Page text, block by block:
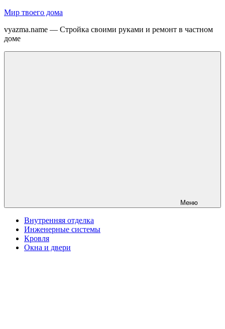
Перейти
содержимому
Мир твоего дома
vyazma.name — Стройка своими руками и ремонт в частном
доме
Меню
Внутренняя отделка
Инженерные системы
Кровля
Окна и двери